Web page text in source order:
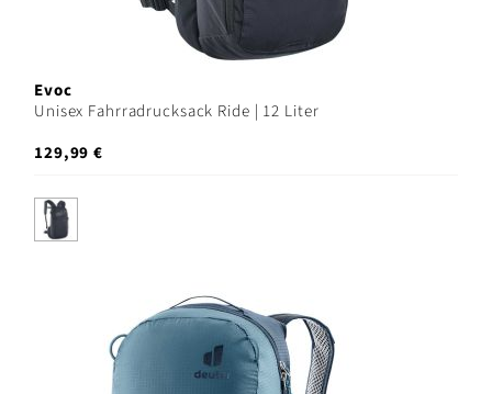
Evoc
Unisex Fahrradrucksack Ride | 12 Liter
129,99 €